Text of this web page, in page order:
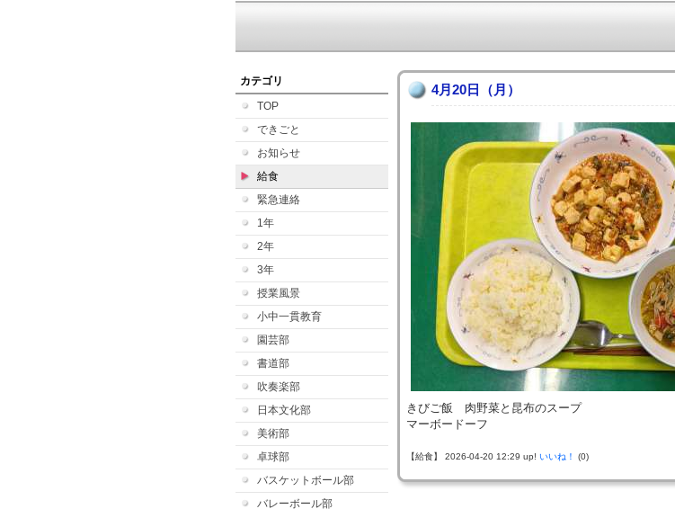
カテゴリ
TOP
できごと
お知らせ
給食
緊急連絡
1年
2年
3年
授業風景
小中一貫教育
園芸部
書道部
吹奏楽部
日本文化部
美術部
卓球部
バスケットボール部
バレーボール部
4月20日（月）
きびご飯 肉野菜と昆布のスープ
マーボードーフ
【給食】 2026-04-20 12:29 up! いいね！ (0)